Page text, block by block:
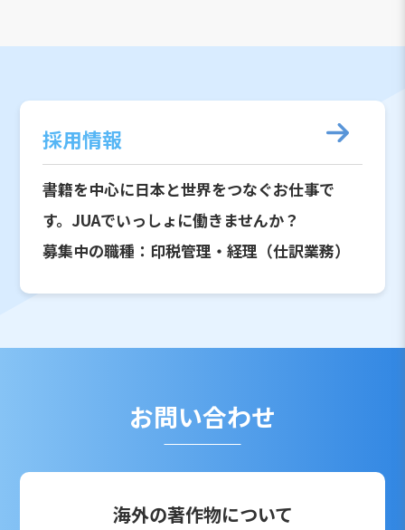
採用情報
書籍を中心に日本と世界をつなぐお仕事で
す。JUAでいっしょに働きませんか？
募集中の職種：印税管理・経理（仕訳業務）
お問い合わせ
海外の著作物について